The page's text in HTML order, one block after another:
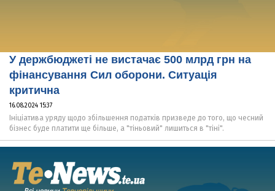
У держбюджеті не вистачає 500 млрд грн на
фінансування Сил оборони. Ситуація
критична
16.08.2024 15:37
Ініціатива уряду щодо збільшення податків призведе до того, що чесний
бізнес буде платити ще більше, а "тіньовий" лишиться в "тіні".